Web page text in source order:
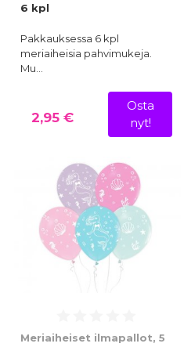
6 kpl
Pakkauksessa 6 kpl
meriaiheisia pahvimukeja.
Mu…
2,95 €
Osta
nyt!
Meriaiheiset ilmapallot, 5